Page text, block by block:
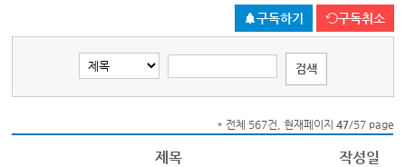
구독하기 구독취소
* 전체 567건, 현재페이지 47/57 page
제목 작성일